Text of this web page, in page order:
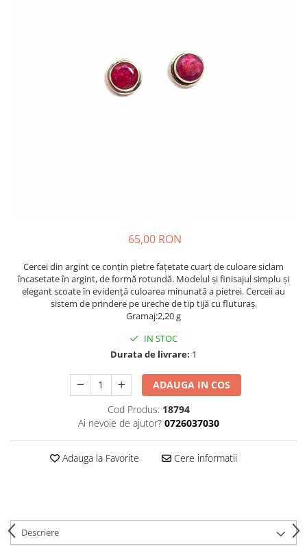
65,00 RON
Cercei din argint ce conțin pietre fațetate cuarț de culoare siclam
încasetate în argint, de formă rotundă. Modelul și finisajul simplu și
elegant scoate în evidență culoarea minunată a pietrei. Cerceii au
sistem de prindere pe ureche de tip tijă cu fluturaș.
Gramaj:2,20 g
IN STOC
Durata de livrare: 1
ADAUGA IN COS
Cod Produs: 18794
Ai nevoie de ajutor? 0726037030
Adauga la Favorite Cere informatii
Descriere